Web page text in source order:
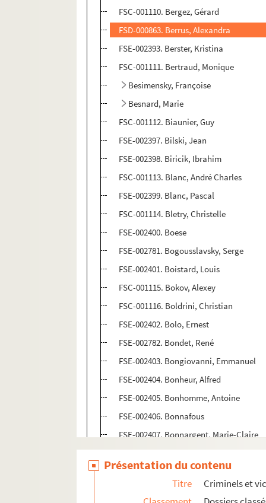
FSC-001110. Bergez, Gérard
FSD-000863. Berrus, Alexandra
FSE-002393. Berster, Kristina
FSC-001111. Bertraud, Monique
Besimensky, Françoise
Besnard, Marie
FSC-001112. Biaunier, Guy
FSE-002397. Bilski, Jean
FSE-002398. Biricik, Ibrahim
FSC-001113. Blanc, André Charles
FSE-002399. Blanc, Pascal
FSC-001114. Bletry, Christelle
FSE-002400. Boese
FSE-002781. Bogousslavsky, Serge
FSE-002401. Boistard, Louis
FSC-001115. Bokov, Alexey
FSC-001116. Boldrini, Christian
FSE-002402. Bolo, Ernest
FSE-002782. Bondet, René
FSE-002403. Bongiovanni, Emmanuel
FSE-002404. Bonheur, Alfred
FSE-002405. Bonhomme, Antoine
FSE-002406. Bonnafous
FSE-002407. Bonnargent, Marie-Claire
FSE-002783. Bonnart, Marceau
FSE-002408. Bonnefoy, Abel
FSE-002409. Bonnet, Charles
Présentation du contenu
Titre
Criminels et